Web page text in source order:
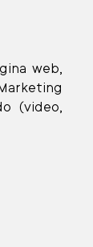
web,
(video,